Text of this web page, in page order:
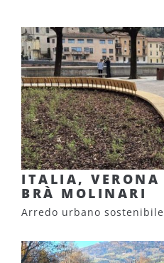
ITALIA,
BRÀ MOLINARI
Arredo urbano sostenibile